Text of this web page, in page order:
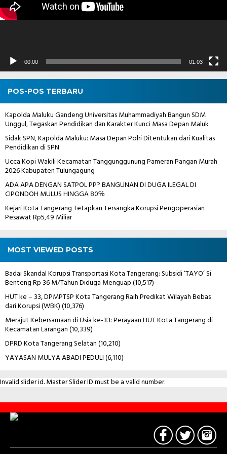
00:00 01:03
POS-POS TERBARU
Kapolda Maluku Gandeng Universitas Muhammadiyah Bangun SDM
Unggul, Tegaskan Pendidikan dan Karakter Kunci Masa Depan Maluk
Sidak SPN, Kapolda Maluku: Masa Depan Polri Ditentukan dari Kualitas
Pendidikan di SPN
Ucca Kopi Wakili Kecamatan Tanggunggunung Pameran Pangan Murah
2026 Kabupaten Tulungagung
ADA APA DENGAN SATPOL PP? BANGUNAN DI DUGA ILEGAL DI
CIPONDOH MULUS HINGGA 80℅
Kejari Kota Tangerang Tetapkan Tersangka Korupsi Pengoperasian
Pesawat Rp5,49 Miliar
MOST VIEWED POSTS
Badai Skandal Korupsi Transportasi Kota Tangerang: Subsidi ‘TAYO’ Si
Benteng Rp 36 M/Tahun Diduga Menguap(10,517)
HUT ke – 33, DPMPTSP Kota Tangerang Raih Predikat Wilayah Bebas
dari Korupsi (WBK)(10,376)
Merajut Kebersamaan di Usia ke-33: Perayaan HUT Kota Tangerang di
Kecamatan Larangan(10,339)
DPRD Kota Tangerang Selatan(10,210)
YAYASAN MULYA ABADI PEDULI(6,110)
Invalid slider id. Master Slider ID must be a valid number.
Contact
Us